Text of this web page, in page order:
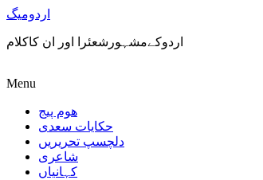
اردومیگ
اردوکےمشہورشعئرا اور ان کاکلام
Menu
ھوم پیج
حکایات سعدی
دلچسپ تحریریں
شاعری
کہانیاں